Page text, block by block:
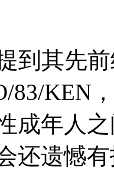
到其先
83/KEN
成年人
还遗憾